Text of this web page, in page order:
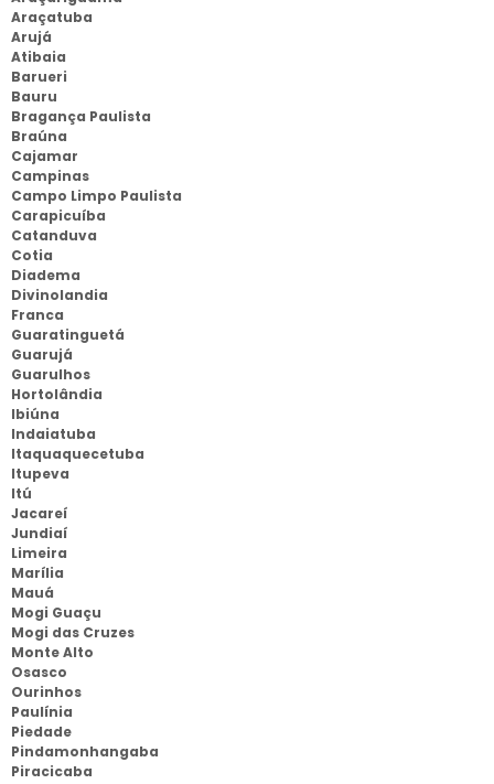
Araçatuba
Arujá
Atibaia
Barueri
Bauru
Bragança Paulista
Braúna
Cajamar
Campinas
Campo Limpo Paulista
Carapicuíba
Catanduva
Cotia
Diadema
Divinolandia
Franca
Guaratinguetá
Guarujá
Guarulhos
Hortolândia
Ibiúna
Indaiatuba
Itaquaquecetuba
Itupeva
Itú
Jacareí
Jundiaí
Limeira
Marília
Mauá
Mogi Guaçu
Mogi das Cruzes
Monte Alto
Osasco
Ourinhos
Paulínia
Piedade
Pindamonhangaba
Piracicaba